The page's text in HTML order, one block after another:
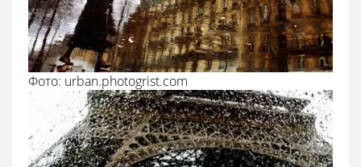
Фото: urban.photogrist.com